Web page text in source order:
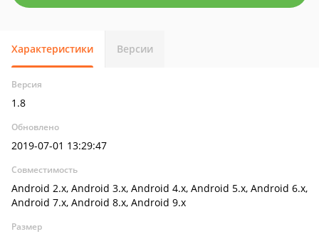
Характеристики Версии
Версия
1.8
Обновлено
2019-07-01 13:29:47
Совместимость
Android 2.x, Android 3.x, Android 4.x, Android 5.x, Android 6.x,
Android 7.x, Android 8.x, Android 9.x
Размер